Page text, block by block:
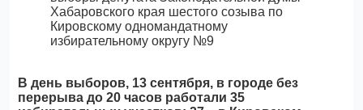
В день выборов, 13 сентября, в городе без
перерыва до 20 часов работали 35